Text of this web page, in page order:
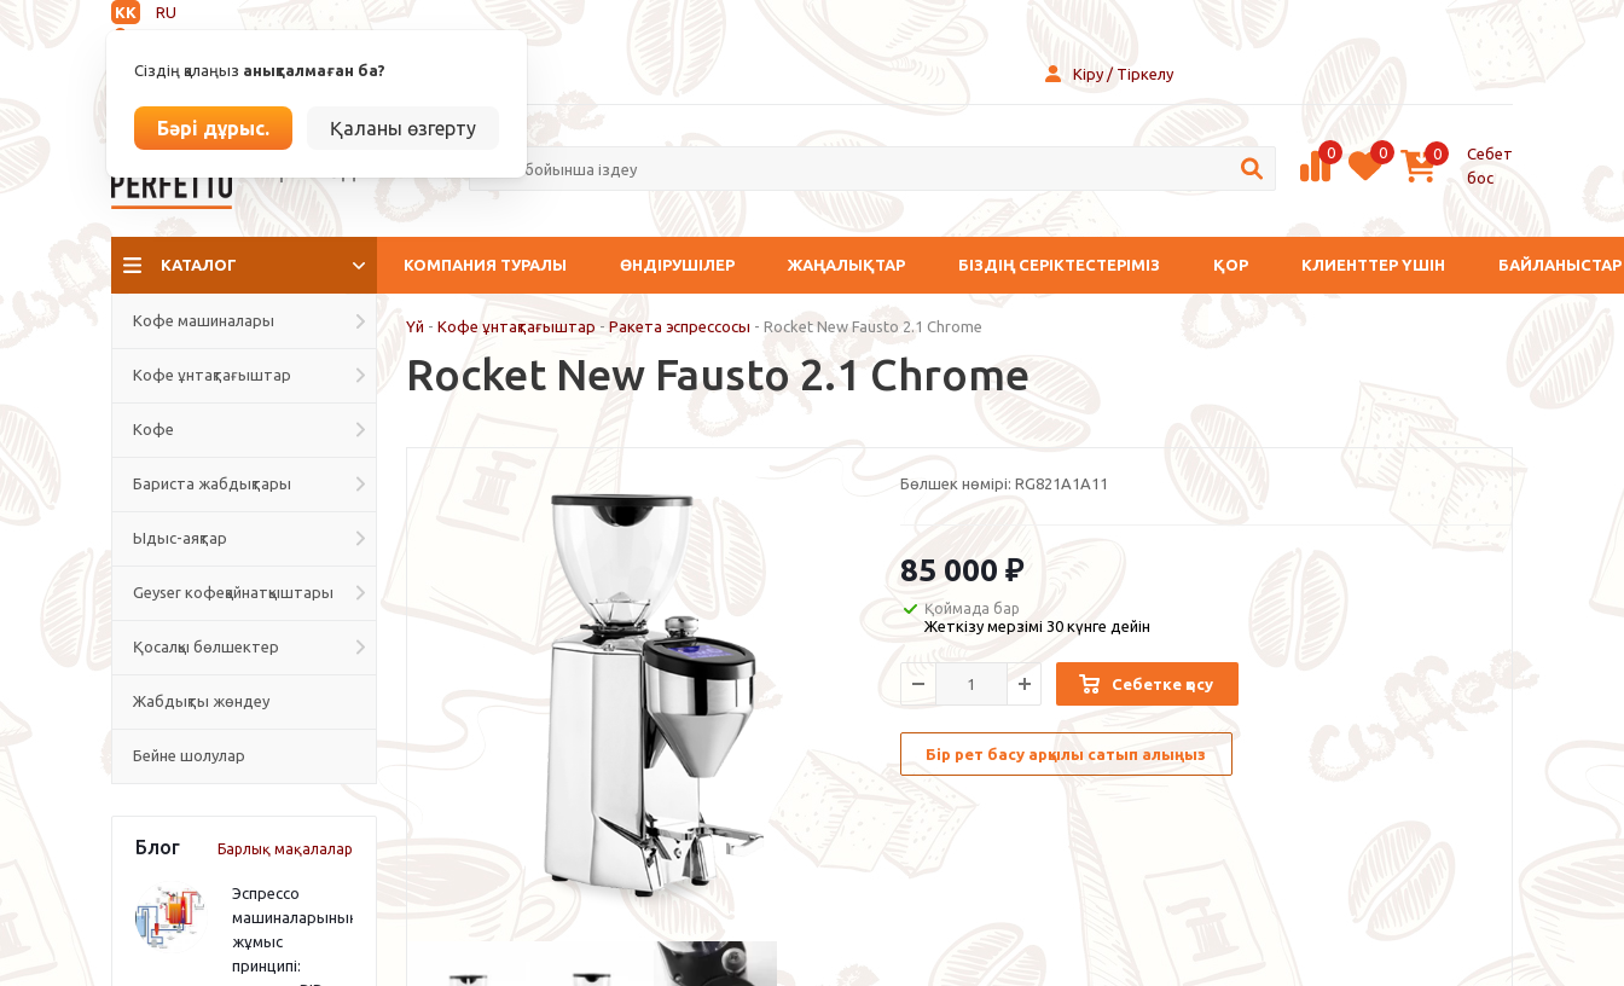
KK
RU
Сіздің қалаңыз анықталмаған ба?
Бәрі дұрыс. Қаланы өзгерту
info@espressoperfetto.kz Кіру / Тіркелу
0 0 0
Себет
бос
КАТАЛОГ КОМПАНИЯ ТУРАЛЫ ӨНДІРУШІЛЕР ЖАҢАЛЫҚТАР БІЗДІҢ СЕРІКТЕСТЕРІМІЗ ҚОР КЛИЕНТТЕР ҮШІН БАЙЛАНЫСТАР
Кофе машиналары
Кофе ұнтақтағыштар
Кофе
Бариста жабдықтары
Ыдыс-аяқтар
Geyser кофеқайнатқыштары
Қосалқы бөлшектер
Жабдықты жөндеу
Бейне шолулар
Блог Барлық мақалалар
Эспрессо
машиналарының
жұмыс
принципі:
Үй - Кофе ұнтақтағыштар - Ракета эспрессосы - Rocket New Fausto 2.1 Chrome
Rocket New Fausto 2.1 Chrome
Бөлшек нөмірі: RG821A1A11
85 000 ₽
Қоймада бар
Жеткізу мерзімі 30 күнге дейін
Себетке қосу
Бір рет басу арқылы сатып алыңыз